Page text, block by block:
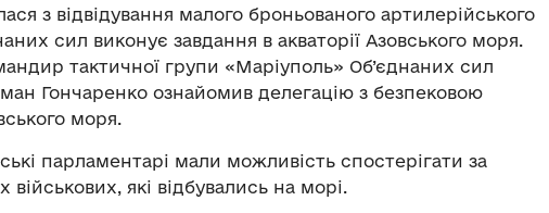
з відвідування малого броньованого артилерійського
сил виконує завдання в акваторії Азовського моря.
тактичної групи «Маріуполь» Об’єднаних сил
Гончаренко ознайомив делегацію з безпековою
моря.
парламентарі мали можливість спостерігати за
які відбувались на морі.